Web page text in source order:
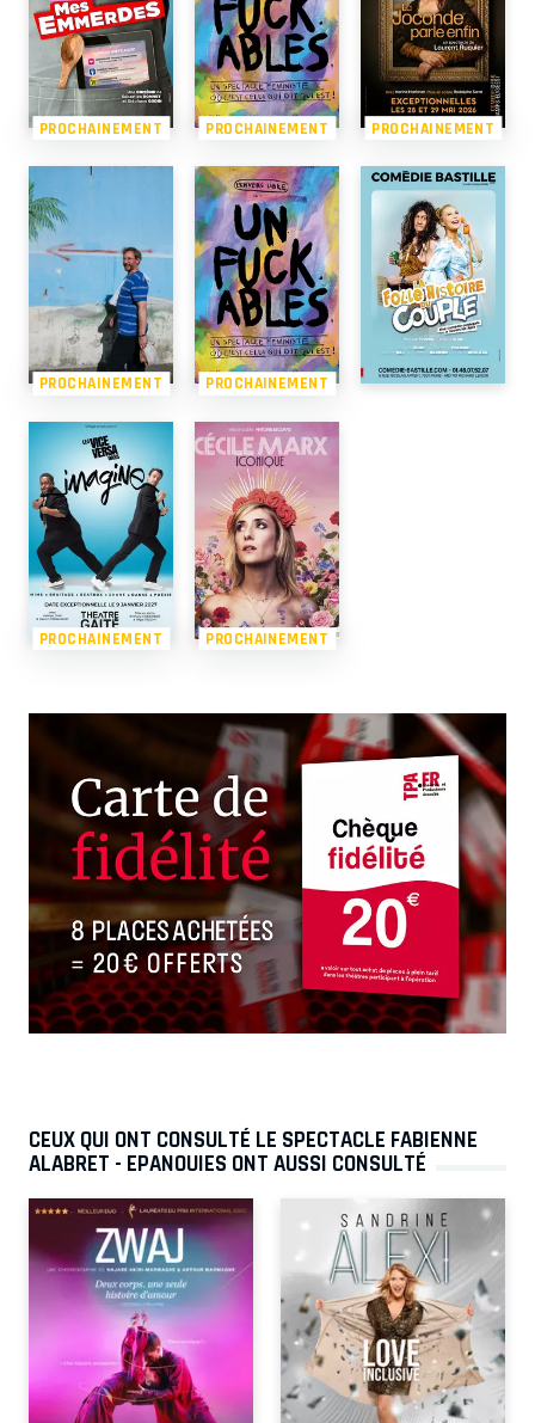
PROCHAINEMENT PROCHAINEMENT PROCHAINEMENT
PROCHAINEMENT PROCHAINEMENT
PROCHAINEMENT PROCHAINEMENT
CEUX QUI ONT CONSULTÉ LE SPECTACLE FABIENNE
ALABRET - EPANOUIES ONT AUSSI CONSULTÉ